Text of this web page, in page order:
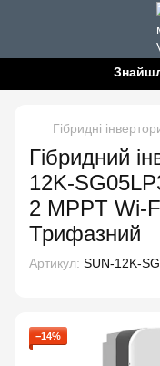
Гібридні
Гібридний
12K-
2 MPPT Wi-
Трифазний
Артикул: SUN-12K-
−14%